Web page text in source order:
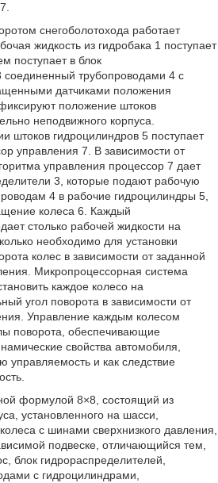
снегоболотохода работает
жидкость из гидробака 1 поступает
поступает в блок
соединенный трубопроводами 4 с
датчиками положения
положение штоков
неподвижного корпуса.
штоков гидроцилиндров 5 поступает
управления 7. В зависимости от
управления процессор 7 дает
3, которые подают рабочую
4 в рабочие гидроцилиндры 5,
колеса 6. Каждый
столько рабочей жидкости на
необходимо для установки
колес в зависимости от заданной
Микропроцессорная система
каждое колесо на
угол поворота в зависимости от
Управление каждым колесом
поворота, обеспечивающие
свойства автомобиля,
управляемость и как следствие
формулой 8×8, состоящий из
установленного на шасси,
с шинами сверхнизкого давления,
подвеске, отличающийся тем,
блок гидрораспределителей,
с гидроцилиндрами,